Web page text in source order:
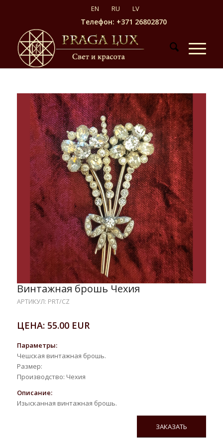
Телефон: +371 26802870
Винтажная брошь Чехия
АРТИКУЛ: PRT/CZ
ЦЕНА: 55.00 EUR
Параметры:
Чешская винтажная брошь.
Размер:
Производство: Чехия
Описание:
Изысканная винтажная брошь.
ЗАКАЗАТЬ